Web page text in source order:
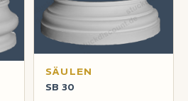
SÄULEN
SB 30